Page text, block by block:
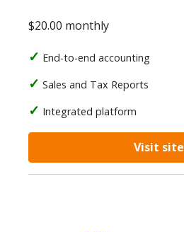
$20.00 monthly
End-to-end accounting
Sales and Tax Reports
Integrated platform
Visit site